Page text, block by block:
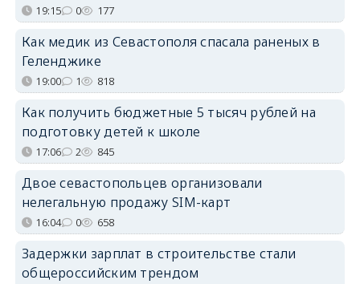
19:15 0 177
Как медик из Севастополя спасала раненых в
Геленджике
19:00 1 818
Как получить бюджетные 5 тысяч рублей на
подготовку детей к школе
17:06 2 845
Двое севастопольцев организовали
нелегальную продажу SIM-карт
16:04 0 658
Задержки зарплат в строительстве стали
общероссийским трендом